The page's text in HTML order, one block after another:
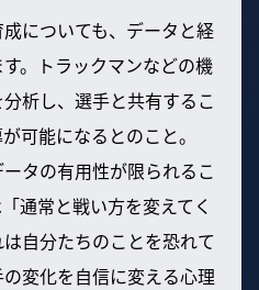
についても、データと経
。トラックマンなどの機
析し、選手と共有するこ
可能になるとのこと。
タの有用性が限られるこ
通常と戦い方を変えてく
自分たちのことを恐れて
変化を自信に変える心理